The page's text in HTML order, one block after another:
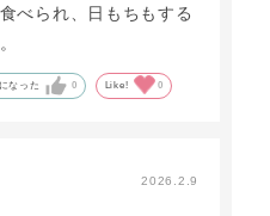
べられ、日もちもする
なった 0 Like! 0
2026.2.9